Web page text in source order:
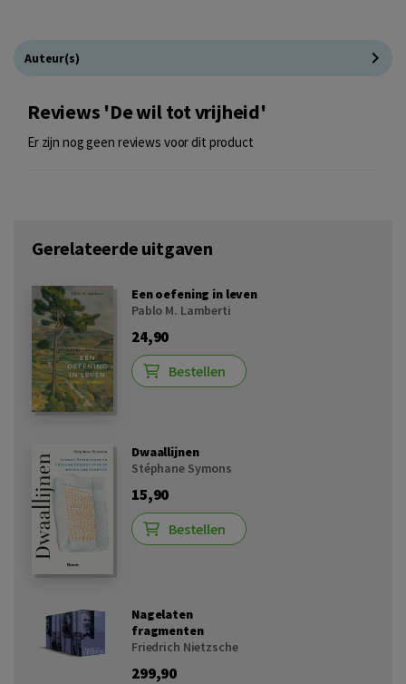
Auteur(s)
Reviews 'De wil tot vrijheid'
Er zijn nog geen reviews voor dit product
Gerelateerde uitgaven
Een oefening in leven
Pablo M. Lamberti
24,90
Bestellen
Dwaallijnen
Stéphane Symons
15,90
Bestellen
Nagelaten
fragmenten
Friedrich Nietzsche
299,90